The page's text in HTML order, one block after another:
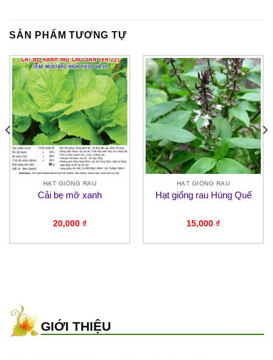
SẢN PHẨM TƯƠNG TỰ
HẠT GIỐNG RAU
Cải bẹ mỡ xanh
20,000 ₫
HẠT GIỐNG RAU
Hạt giống rau Húng Quế
15,000 ₫
GIỚI THIỆU